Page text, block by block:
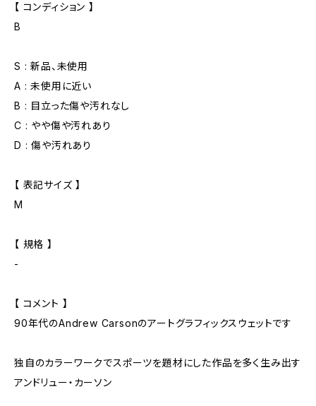
【 コンディション 】
B
S : 新品、未使用
A : 未使用に近い
B : 目立った傷や汚れなし
C : やや傷や汚れあり
D : 傷や汚れあり
【 表記サイズ 】
M
【 規格 】
-
【 コメント 】
90年代のAndrew Carsonのアートグラフィックスウェットです
独自のカラーワークでスポーツを題材にした作品を多く生み出す
アンドリュー・カーソン